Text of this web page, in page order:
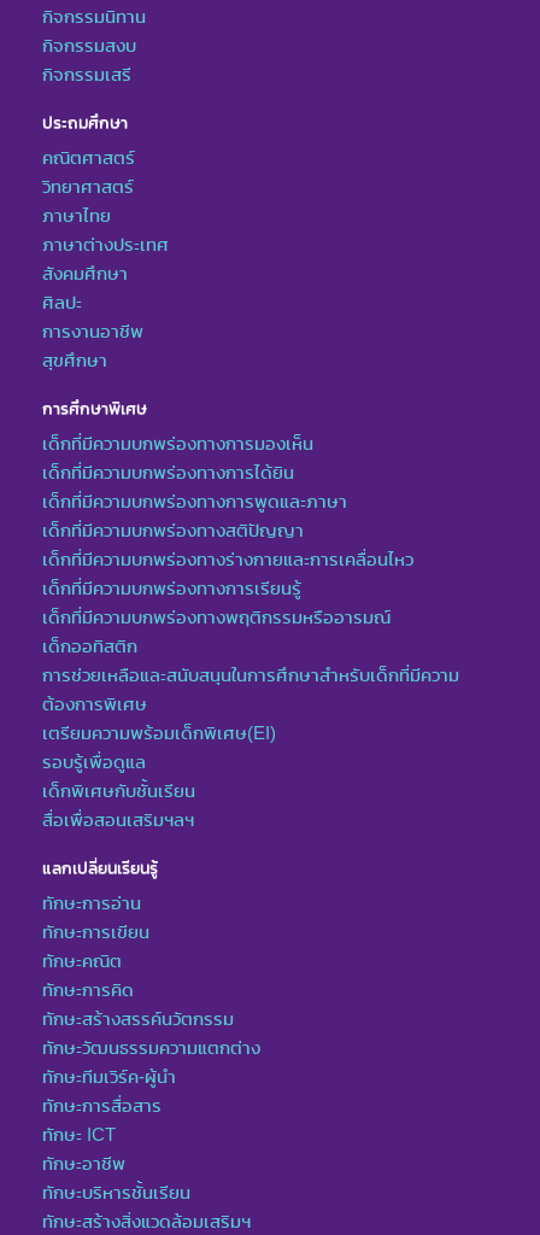
กิจกรรมนิทาน
กิจกรรมสงบ
กิจกรรมเสรี
ประถมศึกษา
คณิตศาสตร์
วิทยาศาสตร์
ภาษาไทย
ภาษาต่างประเทศ
สังคมศึกษา
ศิลปะ
การงานอาชีพ
สุขศึกษา
การศึกษาพิเศษ
เด็กที่มีความบกพร่องทางการมองเห็น
เด็กที่มีความบกพร่องทางการได้ยิน
เด็กที่มีความบกพร่องทางการพูดและภาษา
เด็กที่มีความบกพร่องทางสติปัญญา
เด็กที่มีความบกพร่องทางร่างกายและการเคลื่อนไหว
เด็กที่มีความบกพร่องทางการเรียนรู้
เด็กที่มีความบกพร่องทางพฤติกรรมหรืออารมณ์
เด็กออทิสติก
การช่วยเหลือและสนับสนุนในการศึกษาสำหรับเด็กที่มีความ
ต้องการพิเศษ
เตรียมความพร้อมเด็กพิเศษ(EI)
รอบรู้เพื่อดูแล
เด็กพิเศษกับชั้นเรียน
สื่อเพื่อสอนเสริมฯลฯ
แลกเปลี่ยนเรียนรู้
ทักษะการอ่าน
ทักษะการเขียน
ทักษะคณิต
ทักษะการคิด
ทักษะสร้างสรรค์นวัตกรรม
ทักษะวัฒนธรรมความแตกต่าง
ทักษะทีมเวิร์ค-ผู้นำ
ทักษะการสื่อสาร
ทักษะ ICT
ทักษะอาชีพ
ทักษะบริหารชั้นเรียน
ทักษะสร้างสิ่งแวดล้อมเสริมฯ